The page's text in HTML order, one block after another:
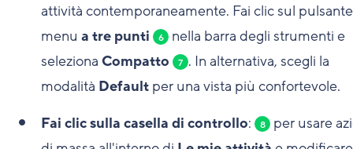
attività contemporaneamente. Fai clic sul
menu a tre punti 6
nella barra degli strumenti e
seleziona Compatto 7 . In alternativa, scegli la
modalità Default per una vista più confortevole.
Fai clic sulla casella di controllo: 8
per usare